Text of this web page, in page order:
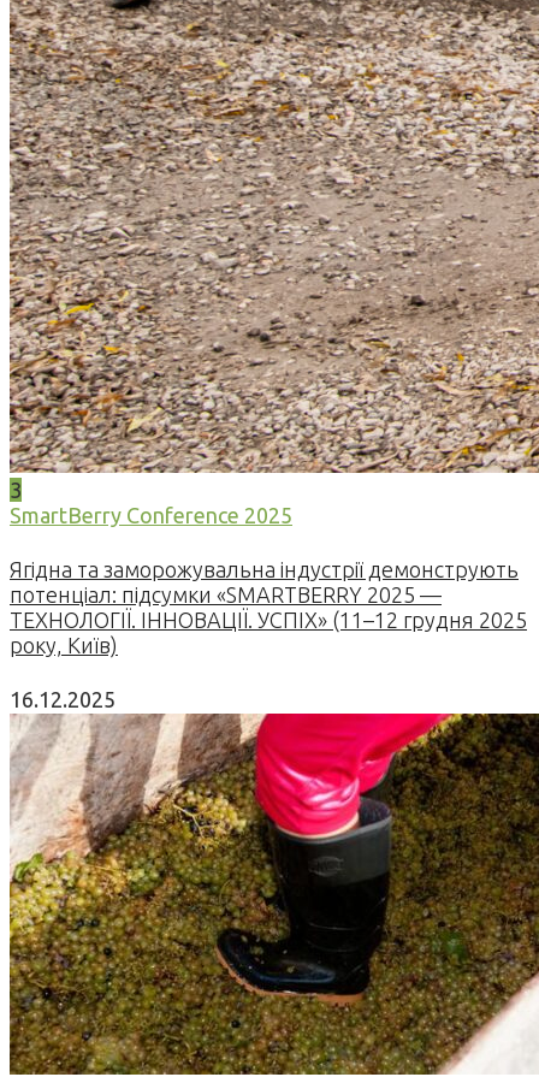
3
SmartBerry Conference 2025
Ягідна та заморожувальна індустрії демонструють
потенціал: підсумки «SMARTBERRY 2025 —
ТЕХНОЛОГІЇ. ІННОВАЦІЇ. УСПІХ» (11–12 грудня 2025
року, Київ)
16.12.2025